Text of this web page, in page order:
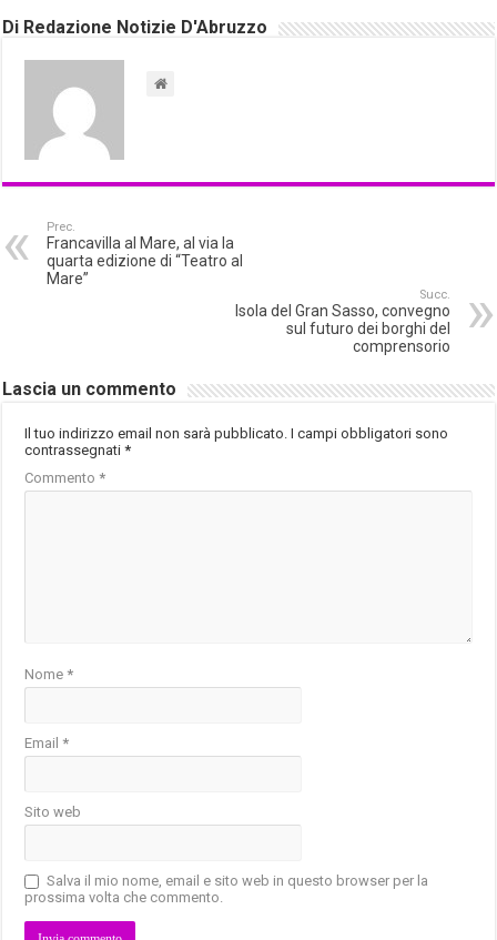
Di Redazione Notizie D'Abruzzo
Prec.
Francavilla al Mare, al via la
quarta edizione di “Teatro al
Mare”
Succ.
Isola del Gran Sasso, convegno
sul futuro dei borghi del
comprensorio
Lascia un commento
Il tuo indirizzo email non sarà pubblicato. I campi obbligatori sono
contrassegnati*
Commento*
Nome*
Email*
Sito web
Salva il mio nome, email e sito web in questo browser per la
prossima volta che commento.